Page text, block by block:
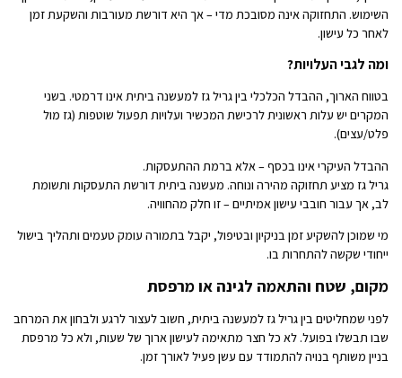
השימוש. התחזוקה אינה מסובכת מדי – אך היא דורשת מעורבות והשקעת זמן
לאחר כל עישון.
ומה לגבי העלויות?
בטווח הארוך, ההבדל הכלכלי בין גריל גז למעשנה ביתית אינו דרמטי. בשני
המקרים יש עלות ראשונית לרכישת המכשיר ועלויות תפעול שוטפות (גז מול
פלט/עצים).
ההבדל העיקרי אינו בכסף – אלא ברמת ההתעסקות.
גריל גז מציע תחזוקה מהירה ונוחה. מעשנה ביתית דורשת התעסקות ותשומת
לב, אך עבור חובבי עישון אמיתיים – זו חלק מהחוויה.
מי שמוכן להשקיע זמן בניקיון ובטיפול, יקבל בתמורה עומק טעמים ותהליך בישול
ייחודי שקשה להתחרות בו.
מקום, שטח והתאמה לגינה או מרפסת
לפני שמחליטים בין גריל גז למעשנה ביתית, חשוב לעצור לרגע ולבחון את המרחב
שבו תבשלו בפועל. לא כל חצר מתאימה לעישון ארוך של שעות, ולא כל מרפסת
בניין משותף בנויה להתמודד עם עשן פעיל לאורך זמן.